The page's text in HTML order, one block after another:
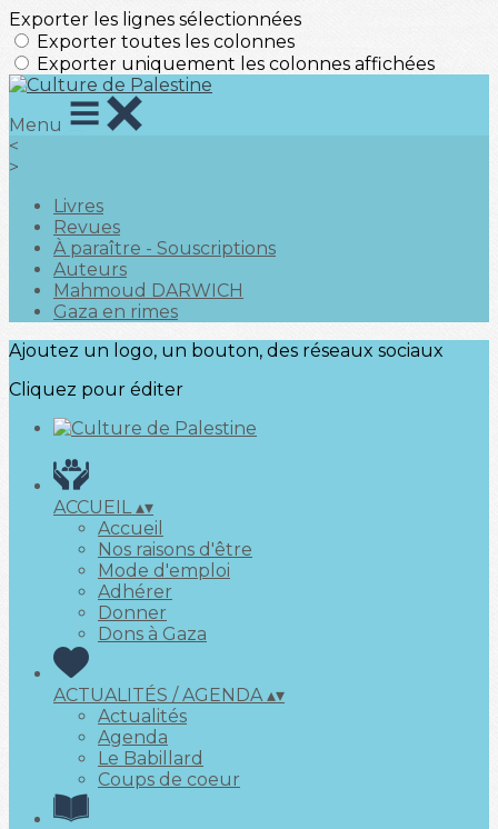
Exporter les lignes sélectionnées
Exporter toutes les colonnes
Exporter uniquement les colonnes affichées
Menu
<
>
Livres
Revues
À paraître - Souscriptions
Auteurs
Mahmoud DARWICH
Gaza en rimes
Ajoutez un logo, un bouton, des réseaux sociaux
Cliquez pour éditer
ACCUEIL▴▾
Accueil
Nos raisons d'être
Mode d'emploi
Adhérer
Donner
Dons à Gaza
ACTUALITÉS / AGENDA▴▾
Actualités
Agenda
Le Babillard
Coups de coeur